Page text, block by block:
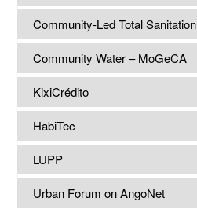
Community-Led Total Sanitation
Community Water – MoGeCA
KixiCrédito
HabiTec
LUPP
Urban Forum on AngoNet